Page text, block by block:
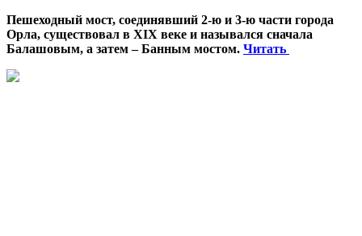
Пешеходный мост, соединявший 2-ю и 3-ю части города
Орла, существовал в XIX веке и назывался сначала
Балашовым, а затем – Банным мостом. Читать